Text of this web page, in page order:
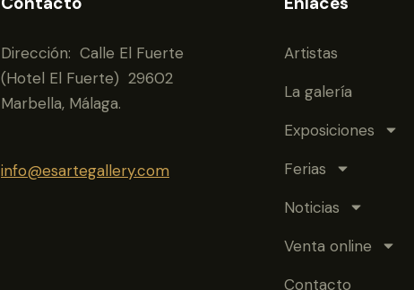
Dirección: Calle El Fuerte
(Hotel El Fuerte) 29602
Marbella, Málaga.
info@esartegallery.com
Artistas
La galería
Exposiciones
Ferias
Noticias
Venta online
Contacto